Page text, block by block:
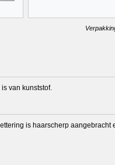
van kunststof.
is haarscherp aangebracht